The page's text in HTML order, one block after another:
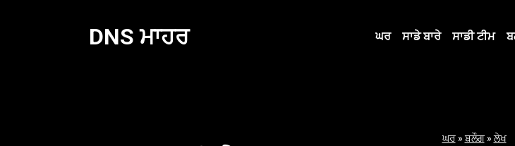
DNS ਮਾਹਰ ਘਰ ਸਾਡੇ ਬਾਰੇ ਸਾਡੀ ਟੀਮ
ਘਰ»ਬਲੌਗ»ਲੇਖ